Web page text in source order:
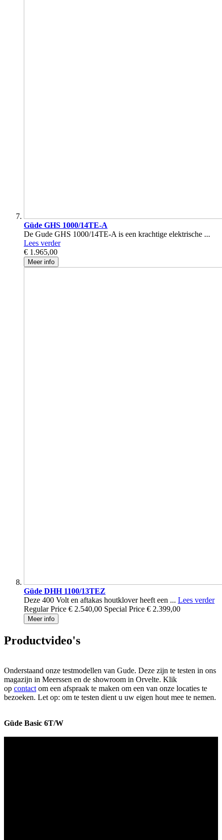
Güde GHS 1000/14TE-A
De Gude GHS 1000/14TE-A is een krachtige elektrische ...
Lees verder
€ 1.965,00
Meer info
Güde DHH 1100/13TEZ
Deze 400 Volt en aftakas houtklover heeft een ... Lees verder
Regular Price € 2.540,00 Special Price € 2.399,00
Meer info
Productvideo's
Onderstaand onze testmodellen van Gude. Deze zijn te testen in ons
magazijn in Meerssen en de showroom in Orvelte. Klik
op contact om een afspraak te maken om een van onze locaties te
bezoeken. Let op: om te testen dient u uw eigen hout mee te nemen.
Güde Basic 6T/W